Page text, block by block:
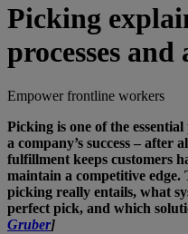
Picking
processes and
Empower frontline workers
Picking is one of the
a company’s success – after
fulfillment keeps customers
maintain a competitive
picking really entails, what
perfect pick, and which
Gruber]